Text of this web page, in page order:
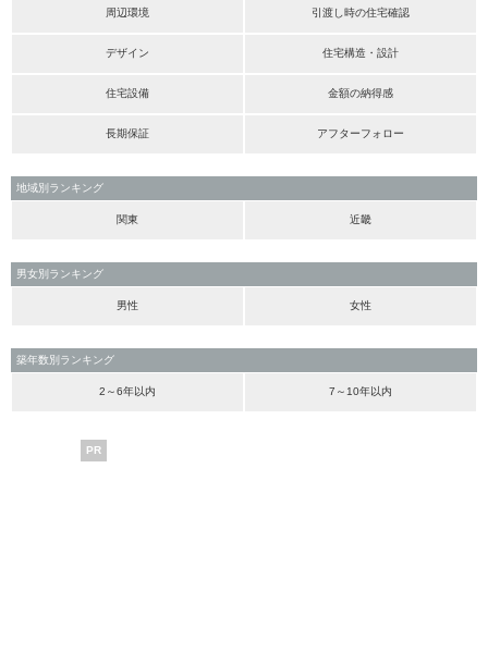
周辺環境 引渡し時の住宅確認
デザイン 住宅構造・設計
住宅設備 金額の納得感
長期保証 アフターフォロー
地域別ランキング
関東 近畿
男女別ランキング
男性 女性
築年数別ランキング
2～6年以内 7～10年以内
PR